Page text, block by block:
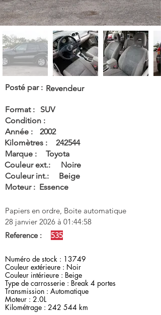
Posté par : Revendeur
Format :
SUV
Condition :
Année :
2002
Kilomètres :
242544
Marque :
Toyota
Couleur ext.:
Noire
Couleur int.:
Beige
Moteur : Essence
Papiers en ordre, Boite automatique
28 janvier 2026 à 01:44:58
Reference :
535
Numéro de stock : 13749
Couleur extérieure : Noir
Couleur intérieure : Beige
Type de carrosserie : Break 4 portes
Transmission : Automatique
Moteur : 2.0L
Kilométrage : 242 544 km